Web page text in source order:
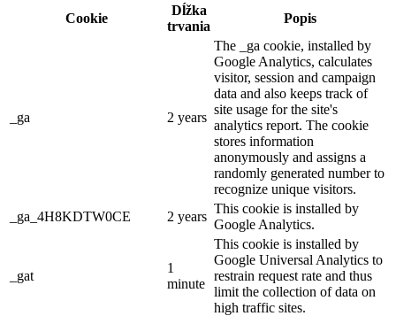
Cookie
Dĺžka
trvania
Popis
_ga 2 years
The _ga cookie, installed by
Google Analytics, calculates
visitor, session and campaign
data and also keeps track of
site usage for the site's
analytics report. The cookie
stores information
anonymously and assigns a
randomly generated number to
recognize unique visitors.
_ga_4H8KDTW0CE
2 years
This cookie is installed by
Google Analytics.
_gat
1
minute
This cookie is installed by
Google Universal Analytics to
restrain request rate and thus
limit the collection of data on
high traffic sites.